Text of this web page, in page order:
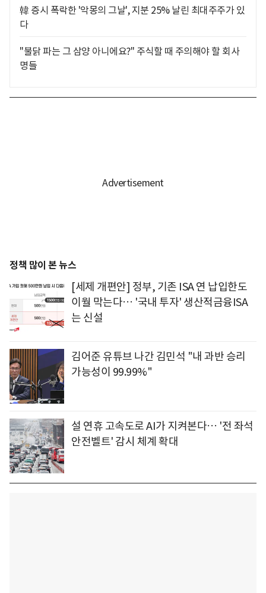
韓 증시 폭락한 '악몽의 그날', 지분 25% 날린 최대주주가 있
다
"불닭 파는 그 삼양 아니에요?" 주식할 때 주의해야 할 회사
명들
정책 많이 본 뉴스
[세제 개편안] 정부, 기존 ISA 연 납입한도
이월 막는다… '국내 투자' 생산적금융ISA
는 신설
김어준 유튜브 나간 김민석 "내 과반 승리
가능성이 99.99%"
설 연휴 고속도로 AI가 지켜본다… '전 좌석
안전벨트' 감시 체계 확대